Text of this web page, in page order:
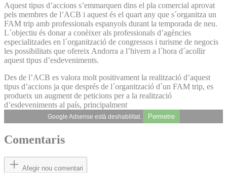
Aquest tipus d’accions s’emmarquen dins el pla comercial aprovat
pels membres de l’ACB i aquest és el quart any que s´organitza un
FAM trip amb professionals espanyols durant la temporada de neu.
L´objectiu és donar a conèixer als professionals d’agències
especialitzades en l´organització de congressos i turisme de negocis
les possibilitats que ofereix Andorra a l’hivern a l´hora d´acollir
aquest tipus d’esdeveniments.
Des de l’ACB es valora molt positivament la realització d’aquest
tipus d’accions ja que després de l´organització d´un FAM trip, es
produeix un augment de peticions per a la realització
d’esdeveniments al país, principalment
Google Adsense està deshabilitat. Permetre
Comentaris
Afegir nou comentari